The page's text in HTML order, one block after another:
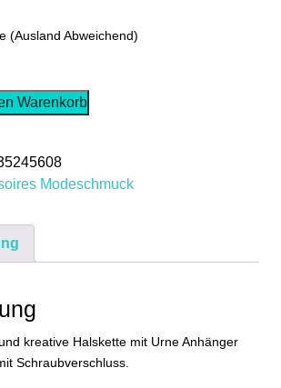
(Ausland Abweichend)
Warenkorb
Modeschmuck
kreative Halskette mit Urne Anhänger
Schraubverschluss.